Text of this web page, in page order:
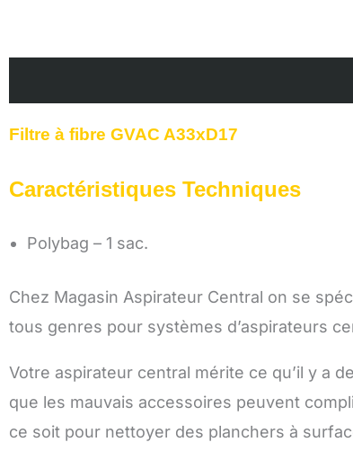
Filtre à fibre GVAC A33xD17
Caractéristiques Techniques
Polybag – 1 sac.
Chez Magasin Aspirateur Central on se
tous genres pour systèmes d’aspirateurs
Votre aspirateur central mérite ce qu’il y a
que les mauvais accessoires peuvent
ce soit pour nettoyer des planchers à